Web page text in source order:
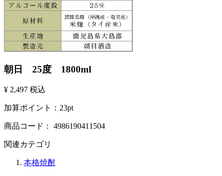
朝日 25度 1800ml
¥ 2,497 税込
加算ポイント： 23pt
商品コード： 4986190411504
関連カテゴリ
本格焼酎